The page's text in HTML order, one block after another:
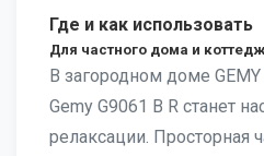
Где и как использовать
Для частного дома и
В загородном доме
Gemy G9061 B R станет
релаксации. Просторная